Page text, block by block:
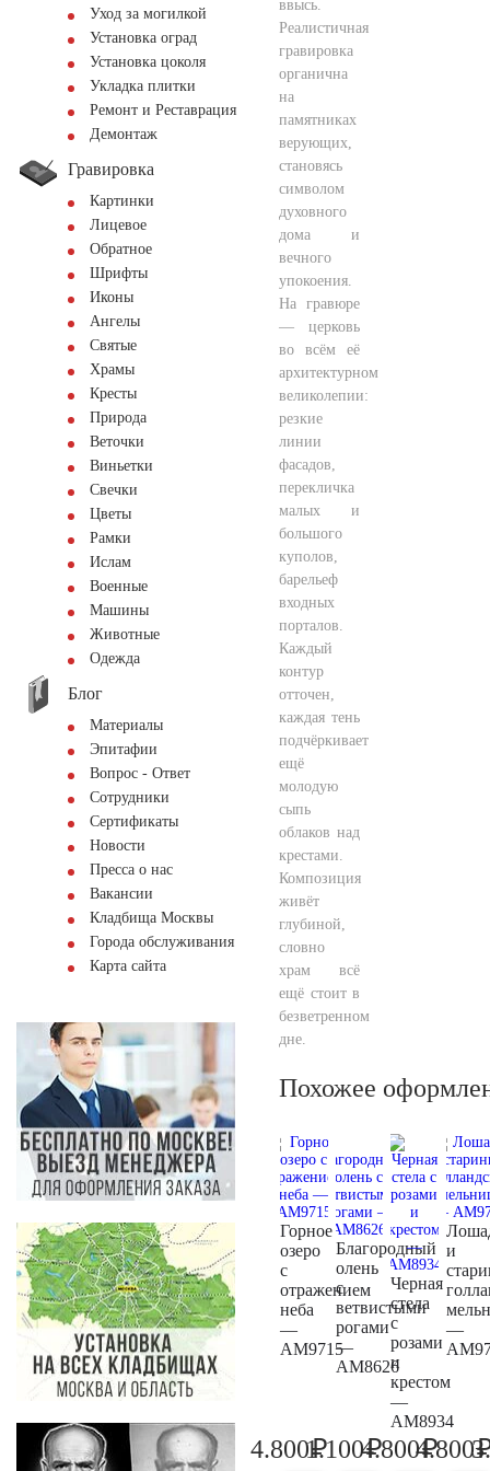
Уход за могилкой
Установка оград
Установка цоколя
Укладка плитки
Ремонт и Реставрация
Демонтаж
Гравировка
Картинки
Лицевое
Обратное
Шрифты
Иконы
Ангелы
Святые
Храмы
Кресты
Природа
Веточки
Виньетки
Свечки
Цветы
Рамки
Ислам
Военные
Машины
Животные
Одежда
Блог
Материалы
Эпитафии
Вопрос - Ответ
Сотрудники
Сертификаты
Новости
Пресса о нас
Вакансии
Кладбища Москвы
Города обслуживания
Карта сайта
ввысь.
Реалистичная
гравировка
органична
на
памятниках
верующих,
становясь
символом
духовного
дома и
вечного
упокоения.
На гравюре
— церковь
во всём её
архитектурном
великолепии:
резкие
линии
фасадов,
перекличка
малых и
большого
куполов,
барельеф
входных
порталов.
Каждый
контур
отточен,
каждая тень
подчёркивает
ещё
молодую
сыпь
облаков над
крестами.
Композиция
живёт
глубиной,
словно
храм всё
ещё стоит в
безветренном
дне.
Похожее
Горное
озеро
с
отражением
неба
—
AM9715
5.000
4.800₽
Благородный
олень
с
ветвистыми
рогами
—
AM8626
1.200
1.100₽
Черная
стела
с
розами
и
крестом
—
AM8934
5.000
4.800₽
и
—
4.800